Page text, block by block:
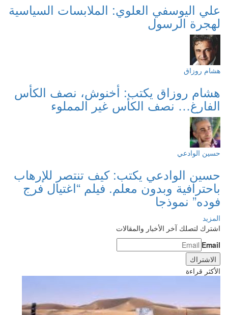
علي اليوسفي العلوي: الملابسات السياسية
لهجرة الرسول
هشام روزاق
هشام روزاق يكتب: أخنوش، نصف الكأس
الفارغ… نصف الكأس غير المملوء
حسين الوادعي
حسين الوادعي يكتب: كيف تنتصر للإرهاب
باحترافية وبدون معلم. فيلم “اغتيال فرج
فوده” نموذجا
المزيد
اشترك لتصلك آخر الأخبار والمقالات
Email
الأكثر قراءة